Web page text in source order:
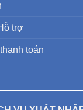
trợ
toán